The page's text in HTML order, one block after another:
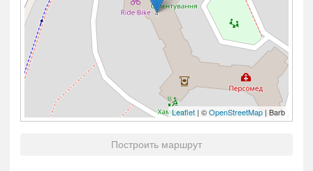
Leaflet | ©OpenStreetMap | Barb
Построить маршрут